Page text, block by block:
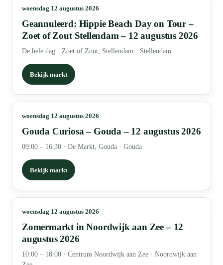
woensdag 12 augustus 2026
Geannuleerd: Hippie Beach Day on Tour –
Zoet of Zout Stellendam – 12 augustus 2026
De hele dag · Zoet of Zout, Stellendam · Stellendam
Bekijk markt
woensdag 12 augustus 2026
Gouda Curiosa – Gouda – 12 augustus 2026
09:00 – 16:30 · De Markt, Gouda · Gouda
Bekijk markt
woensdag 12 augustus 2026
Zomermarkt in Noordwijk aan Zee – 12
augustus 2026
10:00 – 18:00 · Centrum Noordwijk aan Zee · Noordwijk aan